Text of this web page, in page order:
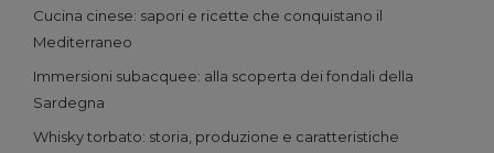
Cucina cinese: sapori e ricette che conquistano il
Mediterraneo
Immersioni subacquee: alla scoperta dei fondali della
Sardegna
Whisky torbato: storia, produzione e caratteristiche